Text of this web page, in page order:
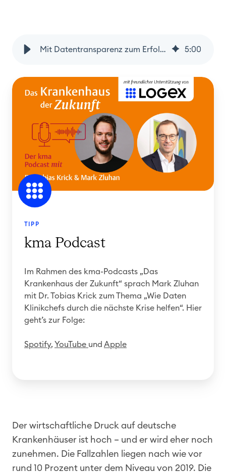
Mit Datentransparenz zum Erfolg im Krankenhausmanagement 5:00
TIPP
kma Podcast
Im Rahmen des kma-Podcasts „Das
Krankenhaus der Zukunft“ sprach Mark Zluhan
mit Dr. Tobias Krick zum Thema „Wie Daten
Klinikchefs durch die nächste Krise helfen“. Hier
geht’s zur Folge:
Spotify, YouTube und Apple
Der wirtschaftliche Druck auf deutsche
Krankenhäuser ist hoch – und er wird eher noch
zunehmen. Die Fallzahlen liegen nach wie vor
rund 10 Prozent unter dem Niveau von 2019. Die